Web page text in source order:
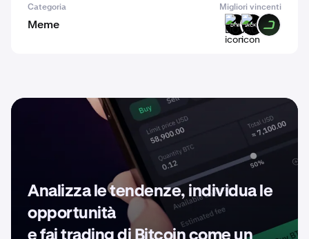
Categoria Migliori vincenti
Meme DOW JACKIE DARK
Analizza le tendenze, individua le
opportunità
e fai trading di Bitcoin come un